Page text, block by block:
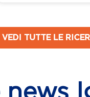
VEDI TUTTE LE